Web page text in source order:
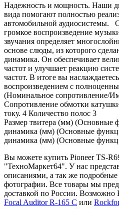
Надежность и мощность. Наши
вида помогают полностью
автомобильной аудиосистемы.
громкое воспроизведение
звучания определяет
основе слюды, из которого
динамика. Он обеспечивает
частот и улучшает реакцию
частот. В итоге вы
воспроизведением с
(Номинальное сопротивление/
Сопротивление обмотки
току. 4 Количество полос 3
Размер твитера (мм) (Основные
динамика (мм) (Основные
динамика (мм) (Основные
Вы можете купить Pioneer TS-
"ТехноМаркет64". У нас
описаниями, а так же подробные
фотографии. Все товары мы
доставкой по России. Возможно
Focal Auditor R-165 C или